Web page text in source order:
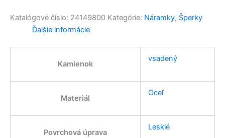
Katalógové číslo: 24149800 Kategórie: Náramky, Šperky
Ďalšie informácie
Kamienok
vsadený
Materiál
Oceľ
Povrchová úprava
Lesklé